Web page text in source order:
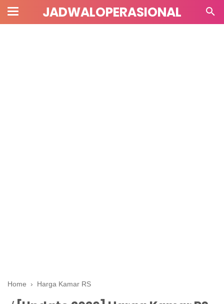
JADWALOPERASIONAL
Home › Harga Kamar RS